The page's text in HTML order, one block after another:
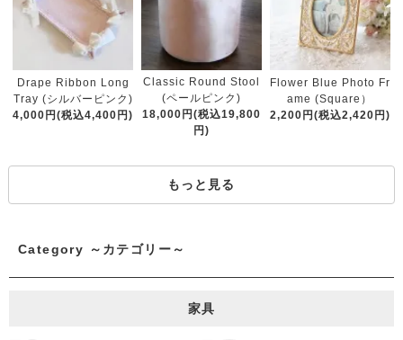
Drape Ribbon Long
Tray (シルバーピンク)
4,000円(税込4,400円)
Classic Round Stool
(ペールピンク)
18,000円(税込19,800
円)
Flower Blue Photo Fr
ame (Square）
2,200円(税込2,420円)
もっと見る
Category ～カテゴリー～
家具